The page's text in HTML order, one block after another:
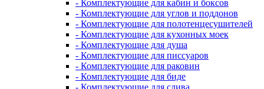
- Комплектующие для кабин и боксов
- Комплектующие для углов и поддонов
- Комплектующие для полотенцесушителей
- Комплектующие для кухонных моек
- Комплектующие для душа
- Комплектующие для писсуаров
- Комплектующие для раковин
- Комплектующие для биде
- Комплектующие для слива